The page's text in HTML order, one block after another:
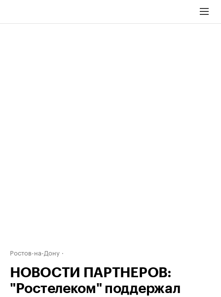
Ростов-на-Дону
НОВОСТИ ПАРТНЕРОВ:
"Ростелеком" поддержал